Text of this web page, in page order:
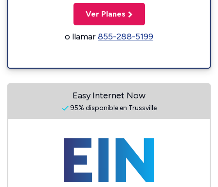
Ver Planes
o llamar855-288-5199
Easy Internet Now
95% disponible en Trussville